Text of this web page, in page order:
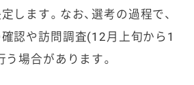
します。なお、選考の過程で、
認や訪問調査(12月上旬から1
場合があります。